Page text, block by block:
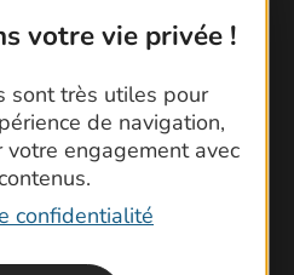
votre vie privée !
sont très utiles pour
de navigation,
engagement avec
confidentialité
et Topoguides
Gard